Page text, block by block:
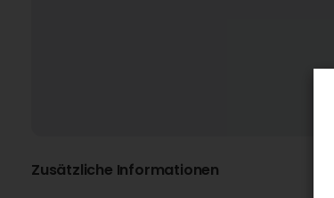
Zusätzliche Informationen